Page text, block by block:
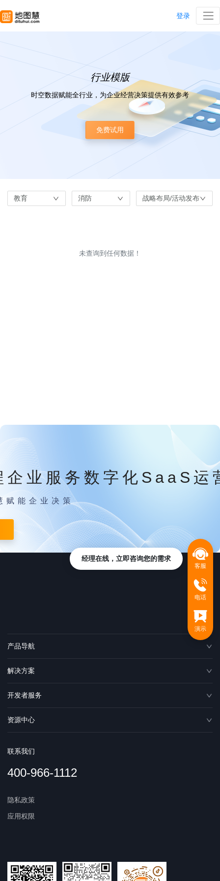
登录
行业模版
时空数据赋能全行业，为企业经营决策提供有效参考
免费试用
教育 消防 战略布局/活动发布
未查询到任何数据！
企业服务数字化SaaS运
赋能企业决策
产品导航
解决方案
开发者服务
资源中心
联系我们
400-966-1112
隐私政策
应用权限
客服
电话
演示
经理在线，立即咨询您的需求